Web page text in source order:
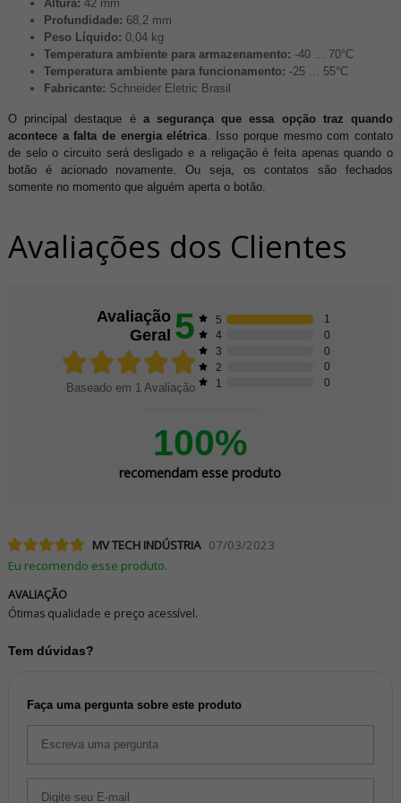
Altura: 42 mm
Profundidade: 68,2 mm
Peso Líquido: 0,04 kg
Temperatura ambiente para armazenamento: -40 ... 70°C
Temperatura ambiente para funcionamento: -25 ... 55°C
Fabricante: Schneider Eletric Brasil
O principal destaque é a segurança que essa opção traz quando
acontece a falta de energia elétrica . Isso porque mesmo com contato
de selo o circuito será desligado e a religação é feita apenas quando o
botão é acionado novamente. Ou seja, os contatos são fechados
somente no momento que alguém aperta o botão.
Avaliações dos Clientes
Avaliação
Geral 5
Baseado em 1 Avaliação
5
1
4
0
3
0
2
0
1
0
100%
recomendam esse produto
MV TECH INDÚSTRIA 07/03/2023
Eu recomendo esse produto.
AVALIAÇÃO
Ótimas qualidade e preço acessível.
Tem dúvidas?
Faça uma pergunta sobre este produto